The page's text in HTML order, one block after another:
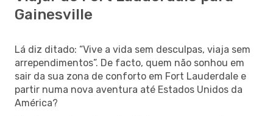
Gainesville
Lá diz ditado: “Vive a vida sem desculpas, viaja sem
arrependimentos”. De facto, quem não sonhou em
sair da sua zona de conforto em Fort Lauderdale e
partir numa nova aventura até Estados Unidos da
América?